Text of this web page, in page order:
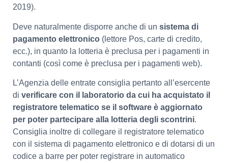
2019).
Deve naturalmente disporre anche di un sistema di
pagamento elettronico (lettore Pos, carte di credito,
ecc.), in quanto la lotteria è preclusa per i pagamenti in
contanti (così come è preclusa per i pagamenti web).
L’Agenzia delle entrate consiglia pertanto all’esercente
di verificare con il laboratorio da cui ha acquistato il
registratore telematico se il software è aggiornato
per poter partecipare alla lotteria degli scontrini.
Consiglia inoltre di collegare il registratore telematico
con il sistema di pagamento elettronico e di dotarsi di un
codice a barre per poter registrare in automatico